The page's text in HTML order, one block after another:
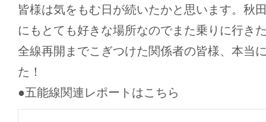
皆様は気をもむ日が続いたかと思います。秋
にもとても好きな場所なのでまた乗りに行き
全線再開までこぎつけた関係者の皆様、本当
た！
●五能線関連レポートはこちら